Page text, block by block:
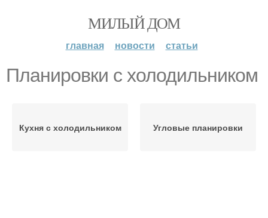
МИЛЫЙ ДОМ
главная новости статьи
Планировки с холодильником
Кухня с холодильником Угловые планировки